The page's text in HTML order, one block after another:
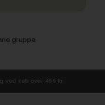
gruppe
ved køb over 499 kr.